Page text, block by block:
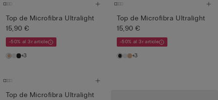
Top de Microfibra Ultralight
15,90 €
-50% al 3r article
+3
Top de Microfibra Ultralight
15,90 €
-50% al 3r article
+3
Top de Microfibra Ultralight